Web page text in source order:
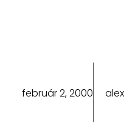
február 2, 2000 alex